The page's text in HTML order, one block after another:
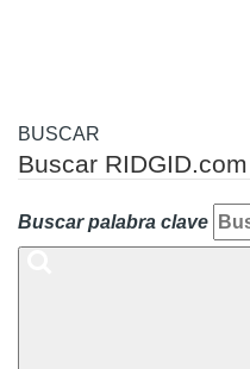
BUSCAR
Buscar RIDGID.com
Buscar palabra clave